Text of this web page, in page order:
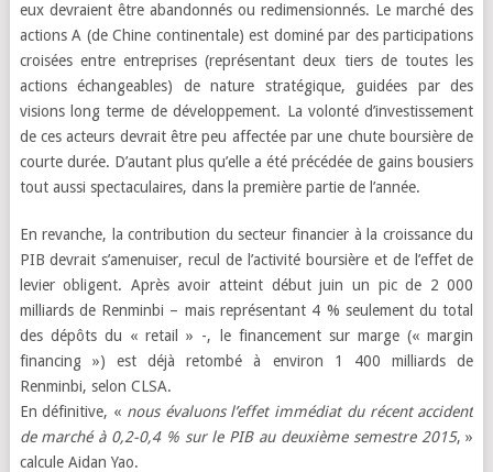
eux devraient être abandonnés ou redimensionnés. Le marché des
actions A (de Chine continentale) est dominé par des participations
croisées entre entreprises (représentant deux tiers de toutes les
actions échangeables) de nature stratégique, guidées par des
visions long terme de développement. La volonté d’investissement
de ces acteurs devrait être peu affectée par une chute boursière de
courte durée. D’autant plus qu’elle a été précédée de gains bousiers
tout aussi spectaculaires, dans la première partie de l’année.
En revanche, la contribution du secteur financier à la croissance du
PIB devrait s’amenuiser, recul de l’activité boursière et de l’effet de
levier obligent. Après avoir atteint début juin un pic de 2 000
milliards de Renminbi – mais représentant 4 % seulement du total
des dépôts du « retail » -, le financement sur marge (« margin
financing ») est déjà retombé à environ 1 400 milliards de
Renminbi, selon CLSA.
En définitive, « nous évaluons l’effet immédiat du récent accident
de marché à 0,2-0,4 % sur le PIB au deuxième semestre 2015, »
calcule Aidan Yao.